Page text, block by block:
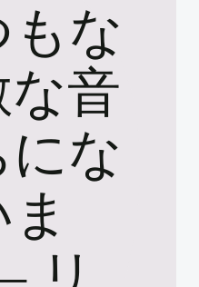
もな
な音
な